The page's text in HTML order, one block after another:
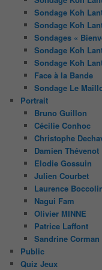
Sondage Koh
Sondage Koh
Sondages «
Sondage Koh
Sondage Koh
Face à la Bande
Sondage Le
Portrait
Bruno Guillon
Cécilie Conhoc
Christophe
Damien Thévenot
Elodie Gossuin
Julien Courbet
Laurence
Nagui Fam
Olivier MINNE
Patrice Laffont
Sandrine Corman
Public
Quiz Jeux